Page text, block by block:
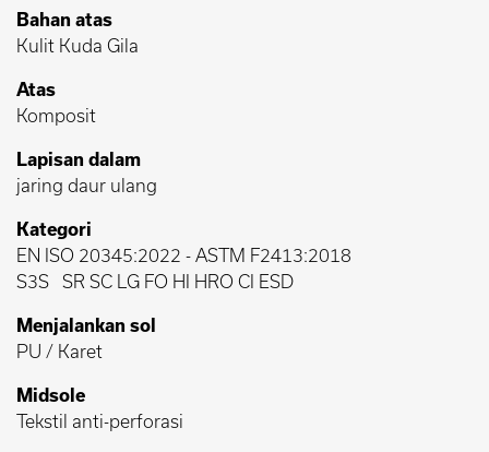
Bahan atas
Kulit Kuda Gila
Atas
Komposit
Lapisan dalam
jaring daur ulang
Kategori
EN ISO 20345:2022 - ASTM F2413:2018
S3S
SR SC LG FO HI HRO CI ESD
Menjalankan sol
PU / Karet
Midsole
Tekstil anti-perforasi